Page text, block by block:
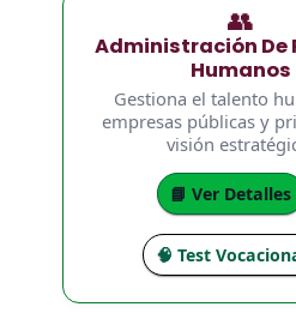
👥
Administración De
Humanos
Gestiona el talento
empresas públicas y
visión
📘 Ver Detalles
🧠 Test